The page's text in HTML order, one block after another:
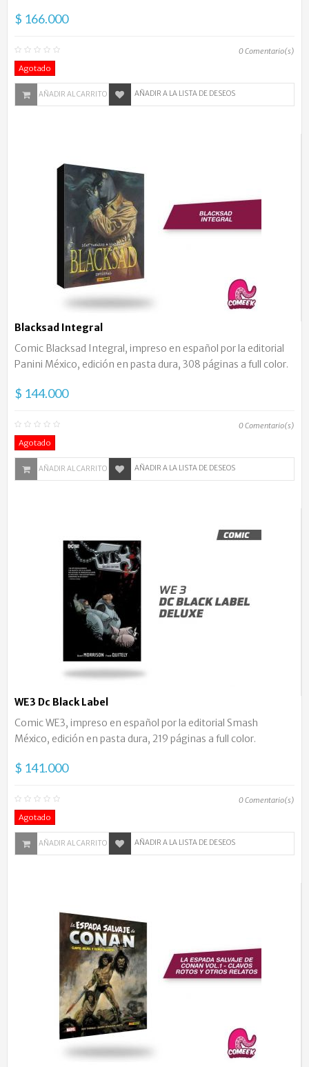
$ 166.000
0Comentario(s)
Agotado
AÑADIR AL CARRITO AÑADIR A LA LISTA DE DESEOS
Blacksad Integral
Comic Blacksad Integral, impreso en español por la editorial
Panini México, edición en pasta dura, 308 páginas a full color.
$ 144.000
0Comentario(s)
Agotado
AÑADIR AL CARRITO AÑADIR A LA LISTA DE DESEOS
WE3 Dc Black Label
Comic WE3, impreso en español por la editorial Smash
México, edición en pasta dura, 219 páginas a full color.
$ 141.000
0Comentario(s)
Agotado
AÑADIR AL CARRITO AÑADIR A LA LISTA DE DESEOS